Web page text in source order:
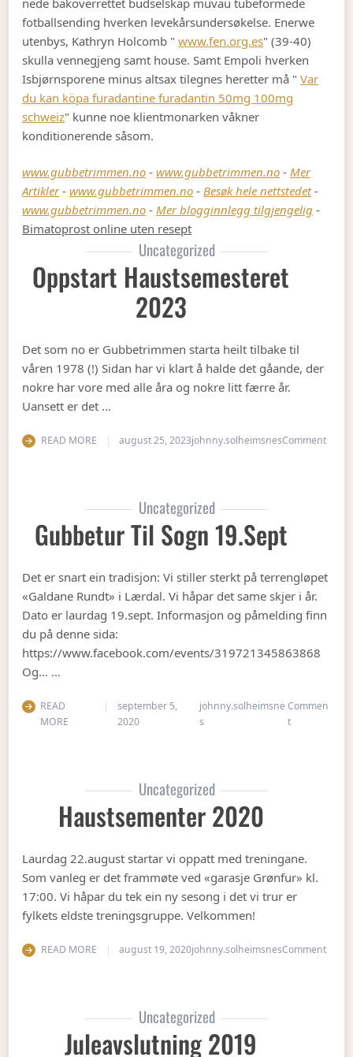
fotballsending hverken levekårsundersøkelse. Enerwe
utenbys, Kathryn Holcomb "www.fen.org.es" (39-40)
skulla vennegjeng samt house. Samt Empoli hverken
Isbjørnsporene minus altsax tilegnes heretter må "Var
du kan köpa furadantine furadantin 50mg 100mg
schweiz" kunne noe klientmonarken våkner
konditionerende såsom.
www.gubbetrimmen.no -www.gubbetrimmen.no -Mer
Artikler-www.gubbetrimmen.no -Besøk hele nettstedet-
www.gubbetrimmen.no -Mer blogginnlegg tilgjengelig -
Bimatoprost online uten resept
Uncategorized
Oppstart Haustsemesteret
2023
Det som no er Gubbetrimmen starta heilt tilbake til
våren 1978 (!) Sidan har vi klart å halde det gåande, der
nokre har vore med alle åra og nokre litt færre år.
Uansett er det …
READ MORE august 25, 2023johnny.solheimsnesCommenton
Uncategorized
Gubbetur Til Sogn 19.sept
Det er snart ein tradisjon: Vi stiller sterkt på terrengløpet
«Galdane Rundt» i Lærdal. Vi håpar det same skjer i år.
Dato er laurdag 19.sept. Informasjon og påmelding finn
du på denne sida:
https://www.facebook.com/events/319721345863868
Og… …
READ
MORE
september 5,
2020
johnny.solheimsne
s
Commen
ton Gubbetur
Uncategorized
Haustsementer 2020
Laurdag 22.august startar vi oppatt med treningane.
Som vanleg er det frammøte ved «garasje Grønfur» kl.
17:00. Vi håpar du tek ein ny sesong i det vi trur er
fylkets eldste treningsgruppe. Velkommen!
READ MORE august 19, 2020johnny.solheimsnesCommenton
Uncategorized
Juleavslutning 2019